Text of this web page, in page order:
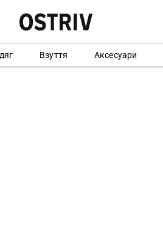
Взуття Аксесуари